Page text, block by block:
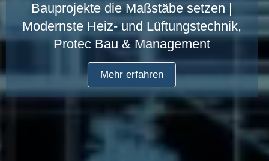
Bauprojekte die Maßstäbe setzen |
Modernste Heiz- und Lüftungstechnik,
Protec Bau & Management
Mehr erfahren